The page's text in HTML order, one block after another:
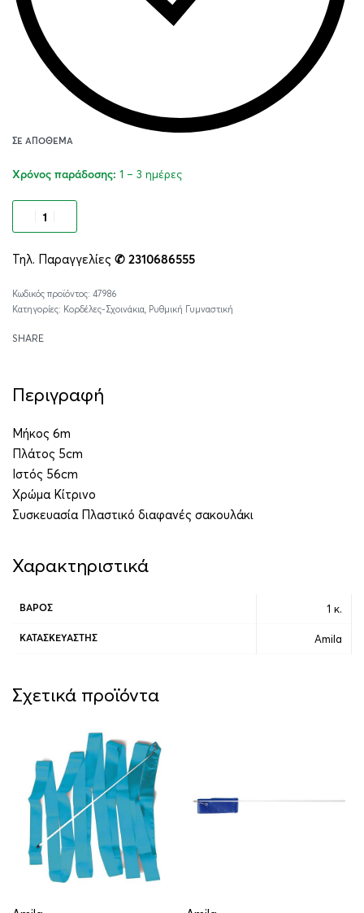
ΣΕ ΑΠΌΘΕΜΑ
Χρόνος παράδοσης: 1 – 3 ημέρες
Τηλ. Παραγγελίες ✆ 2310686555
47986
Κατηγορίες: Κορδέλες-Σχοινάκια, Ρυθμική Γυμναστική
SHARE
Περιγραφή
Μήκος 6m
Πλάτος 5cm
Ιστός 56cm
Χρώμα Κίτρινο
Συσκευασία Πλαστικό διαφανές σακουλάκι
Χαρακτηριστικά
ΒΆΡΟΣ 1 κ.
ΚΑΤΑΣΚΕΥΑΣΤΉΣ Amila
Σχετικά προϊόντα